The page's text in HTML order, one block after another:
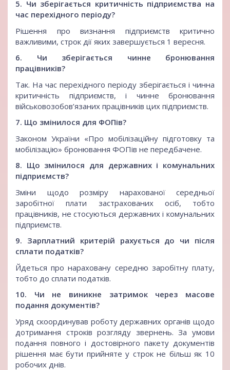
5. Чи зберігається критичність підприємства на
час перехідного періоду?
Рішення про визнання підприємств критично
важливими, строк дії яких завершується 1 вересня.
6. Чи зберігається чинне бронювання
працівників?
Так. На час перехідного періоду зберігається і чинна
критичність підприємств, і чинне бронювання
військовозобов’язаних працівників цих підприємств.
7. Що змінилося для ФОПів?
Законом України «Про мобілізаційну підготовку та
мобілізацію» бронювання ФОПів не передбачене.
8. Що змінилося для державних і комунальних
підприємств?
Зміни щодо розміру нарахованої середньої
заробітної плати застрахованих осіб, тобто
працівників, не стосуються державних і комунальних
підприємств.
9. Зарплатний критерій рахується до чи після
сплати податків?
Йдеться про нараховану середню заробітну плату,
тобто до сплати податків.
10. Чи не виникне затримок через масове
подання документів?
Уряд скоординував роботу державних органів щодо
дотримання строків розгляду звернень. За умови
подання повного і достовірного пакету документів
рішення має бути прийняте у строк не більш як 10
робочих днів.